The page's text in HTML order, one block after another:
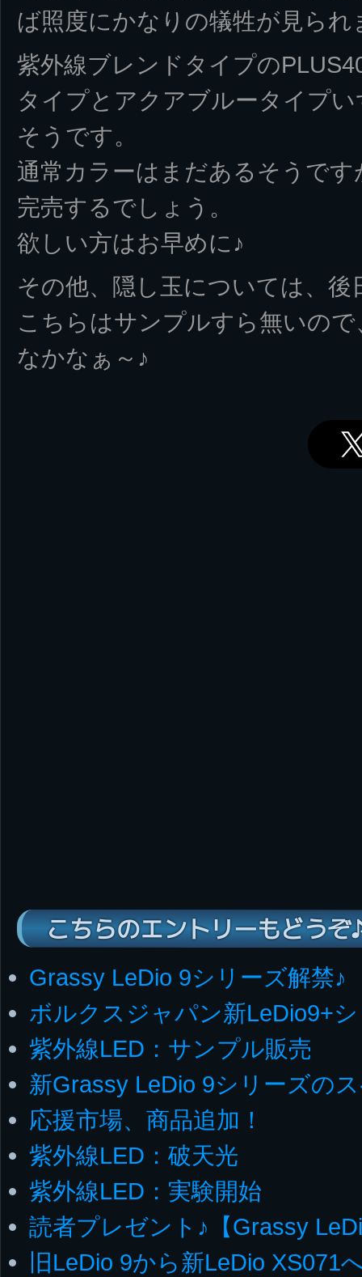
ば照度にかなりの犠牲が見られ
紫外線ブレンドタイプの
タイプとアクアブルータイプ
そうです。
通常カラーはまだあるそうで
完売するでしょう。
欲しい方はお早めに♪
その他、隠し玉については、後
こちらはサンプルすら無いの
なかなぁ～♪
こちらのエントリーもどうぞ
Grassy LeDio 9シリーズ解禁♪
ボルクスジャパン新LeDio9+
紫外線LED：サンプル販売
新Grassy LeDio 9シリーズの
応援市場、商品追加！
紫外線LED：破天光
紫外線LED：実験開始
読者プレゼント♪【Grassy
旧LeDio 9から新LeDio XS071